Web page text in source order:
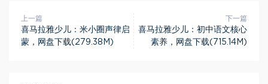
上一篇
喜马拉雅少儿：米小圈声律启
蒙，网盘下载(279.38M)
下一篇
喜马拉雅少儿：初中语文核心
素养，网盘下载(715.14M)